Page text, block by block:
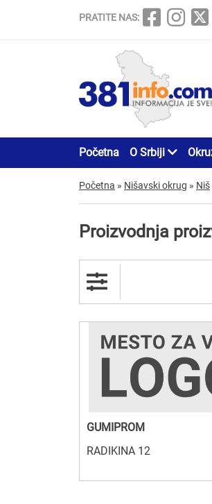
PRATITE NAS:
Početna O Srbiji
Početna » Nišavski okrug » Niš
Proizvodnja
GUMIPROM
RADIKINA 12